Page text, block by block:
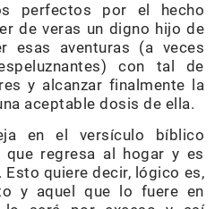
perfectos por el hecho
de veras un digno hijo de
esas aventuras (a veces
con tal de
y alcanzar finalmente la
aceptable dosis de ella.
en el versículo bíblico
regresa al hogar y es
quiere decir, lógico es,
y aquel que lo fuere en